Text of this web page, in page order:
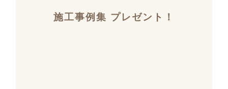
施工事例集 プレゼント！